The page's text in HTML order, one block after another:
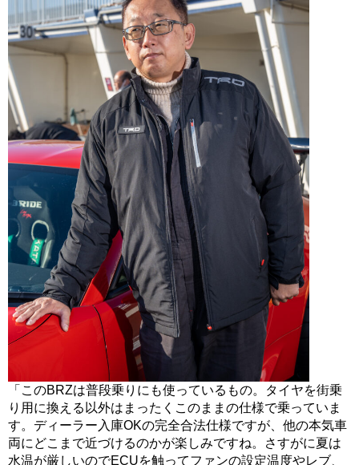
「このBRZは普段乗りにも使っているもの。タイヤを街乗
り用に換える以外はまったくこのままの仕様で乗っていま
す。ディーラー入庫OKの完全合法仕様ですが、他の本気車
両にどこまで近づけるのかが楽しみですね。さすがに夏は
水温が厳しいのでECUを触ってファンの設定温度やレブ、